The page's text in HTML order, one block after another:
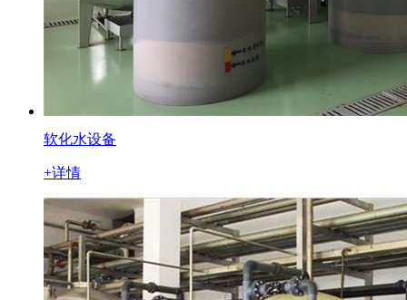
软化水设备
+详情